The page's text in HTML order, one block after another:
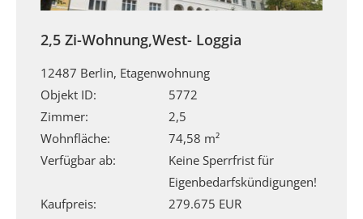
2,5 Zi-Wohnung,West- Loggia
12487 Berlin, Etagenwohnung
Objekt ID:
5772
Zimmer:
2,5
Wohnfläche:
74,58 m²
Verfügbar ab:
Keine Sperrfrist für
Eigenbedarfskündigungen!
Kaufpreis:
279.675 EUR